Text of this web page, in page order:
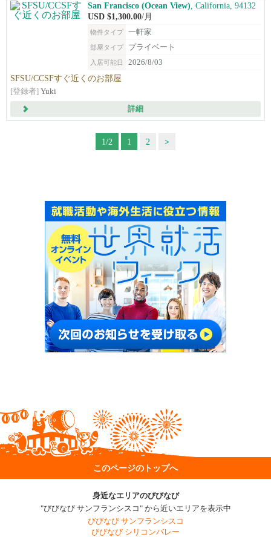
San Francisco (Ocean View) , California, 94132
USD $1,300.00/月
物件タイプ 一軒家
部屋タイプ プライベート
入居可能日 2026/8/03
SFSU/CCSFすぐ近くのお部屋
[登録者] Yuki
詳細
1/2 1 2 >
このページのトップへ
身近なエリアのびびなび
"びびなび サンフランシスコ" から近いエリアを表示中
びびなび サンフランシスコ
びびなび シリコンバレー